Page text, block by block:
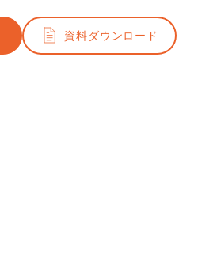
資料ダウンロード